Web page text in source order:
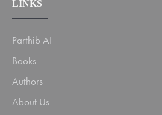
LINKS
Parthib AI
Books
Authors
About Us